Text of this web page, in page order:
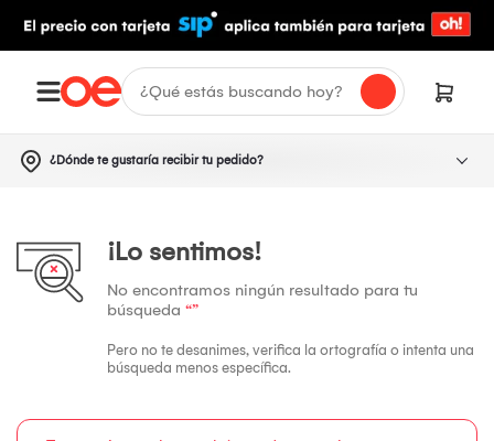
¿Dónde te gustaría recibir tu pedido?
¡Lo sentimos!
No encontramos ningún resultado para tu
búsqueda “”
Pero no te desanimes, verifica la ortografía o intenta una
búsqueda menos específica.